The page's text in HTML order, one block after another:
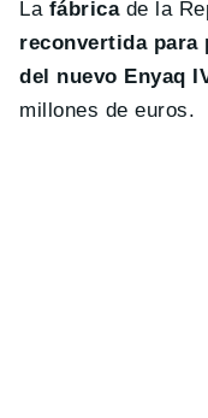
La fábricade la
reconvertida para
del nuevo Enyaq
millones de euros.